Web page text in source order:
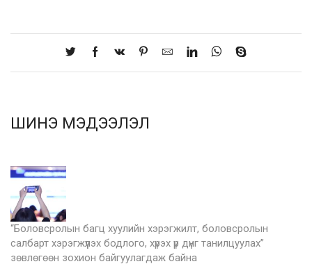
ШИНЭ МЭДЭЭЛЭЛ
“Боловсролын багц хуулийн хэрэгжилт, боловсролын
салбарт хэрэгжүүлэх бодлого, хүрэх үр дүнг танилцуулах”
зөвлөгөөн зохион байгуулагдаж байна